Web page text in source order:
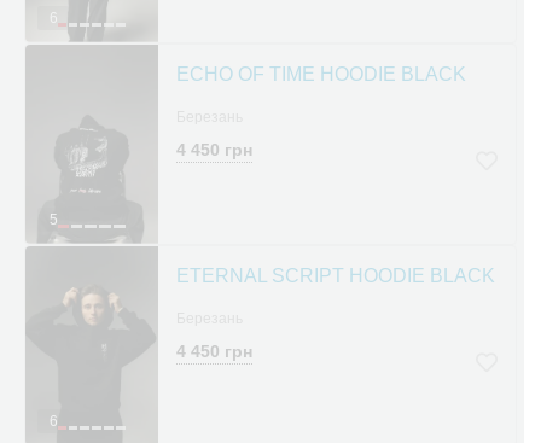
6
5
ECHO OF TIME HOODIE BLACK
4 450 грн
6
ETERNAL SCRIPT HOODIE BLACK
4 450 грн